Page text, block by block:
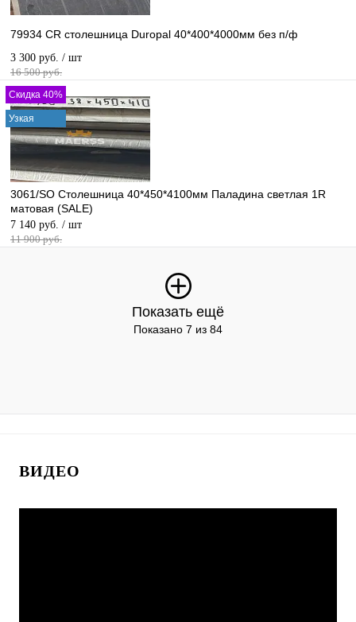
79934 CR столешница Duropal 40*400*4000мм без п/ф
3 300 руб. / шт
16 500 руб.
Скидка 40%
Узкая
3061/SO Столешница 40*450*4100мм Паладина светлая 1R
матовая (SALE)
7 140 руб. / шт
11 900 руб.
Показать ещё
Показано 7 из 84
ВИДЕО